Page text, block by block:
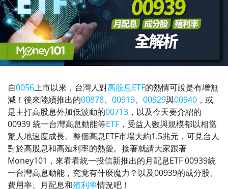
自0056上市以來，台灣人對高股息ETF的熱情可說是有增無
減！後來陸續推出的00878、 00919、 00929與00940 ，或
是主打高股息外加低波動的00713 ，以及今天要介紹的
00939 統一台灣高息動能等ETF ，受益人數與規模都以相當
驚人地速度成長。整個高息ETF市場大約1.5兆元，可見台人
對於高股息和高殖利率的熱愛。接著就請大家跟著
Money101，來看看統一投信新推出的月配息ETF 00939統
一台灣高息動能，究竟有什麼魔力？以及00939的成分股、
費用率、月配息和殖利率情況吧！